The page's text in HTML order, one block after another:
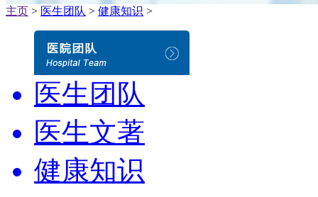
主页 > 医生团队 > 健康知识 >
医生团队
医生文著
健康知识